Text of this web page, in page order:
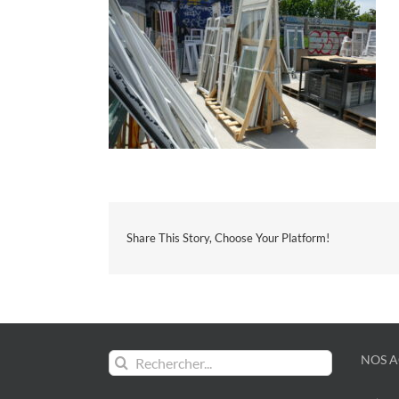
Share This Story, Choose Your Platform!
Rechercher: NOS